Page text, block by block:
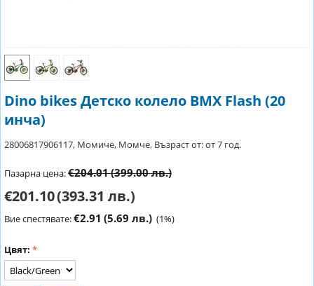
Dino bikes Детско колело BMX Flash (20
инча)
28006817906117, Момиче, Момче, Възраст от: от 7 год.
Пазарна цена:€204.01(399.00 лв.)
€201.10(393.31 лв.)
Вие спестявате:€2.91 (5.69 лв.) (1%)
Цвят: